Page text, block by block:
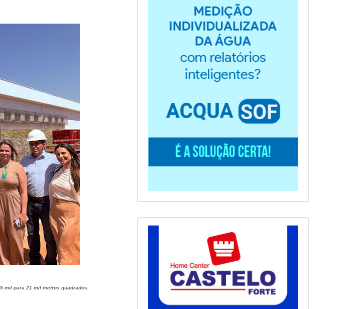
mil para 21 mil metros quadrados.